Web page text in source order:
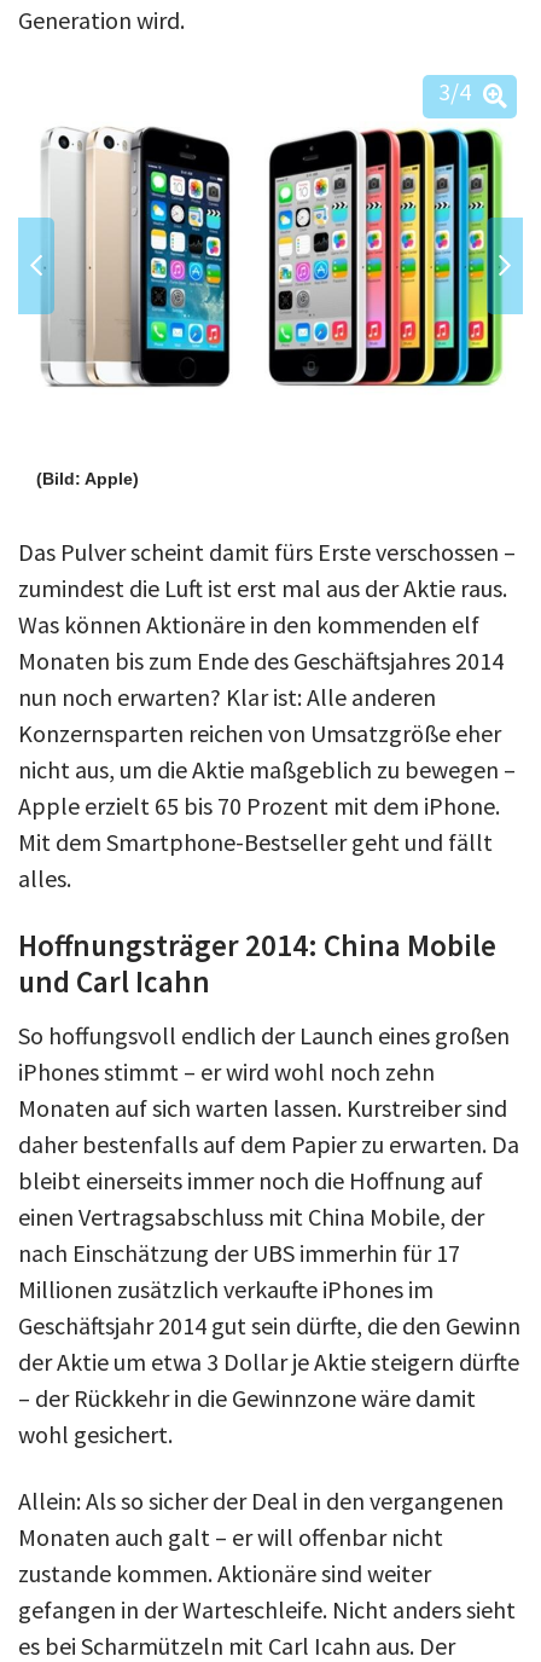
Generation wird.
(Bild: Apple)
3/4
Das Pulver scheint damit fürs Erste verschossen –
zumindest die Luft ist erst mal aus der Aktie raus.
Was können Aktionäre in den kommenden elf
Monaten bis zum Ende des Geschäftsjahres 2014
nun noch erwarten? Klar ist: Alle anderen
Konzernsparten reichen von Umsatzgröße eher
nicht aus, um die Aktie maßgeblich zu bewegen –
Apple erzielt 65 bis 70 Prozent mit dem iPhone.
Mit dem Smartphone-Bestseller geht und fällt
alles.
Hoffnungsträger 2014: China Mobile
und Carl Icahn
So hoffungsvoll endlich der Launch eines großen
iPhones stimmt – er wird wohl noch zehn
Monaten auf sich warten lassen. Kurstreiber sind
daher bestenfalls auf dem Papier zu erwarten. Da
bleibt einerseits immer noch die Hoffnung auf
einen Vertragsabschluss mit China Mobile, der
nach Einschätzung der UBS immerhin für 17
Millionen zusätzlich verkaufte iPhones im
Geschäftsjahr 2014 gut sein dürfte, die den Gewinn
der Aktie um etwa 3 Dollar je Aktie steigern dürfte
– der Rückkehr in die Gewinnzone wäre damit
wohl gesichert.
Allein: Als so sicher der Deal in den vergangenen
Monaten auch galt – er will offenbar nicht
zustande kommen. Aktionäre sind weiter
gefangen in der Warteschleife. Nicht anders sieht
es bei Scharmützeln mit Carl Icahn aus. Der